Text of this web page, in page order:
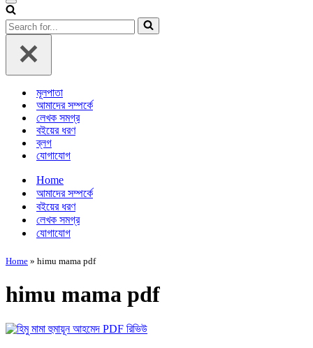
Navigation
Menu
Search
for...
মূলপাতা
আমাদের সম্পর্কে
লেখক সমগ্র
বইয়ের ধরণ
ব্লগ
যোগাযোগ
Home
আমাদের সম্পর্কে
বইয়ের ধরণ
লেখক সমগ্র
যোগাযোগ
Home » himu mama pdf
himu mama pdf